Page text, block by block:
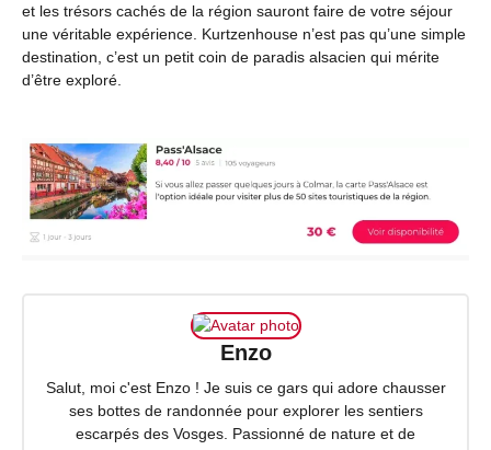
et les trésors cachés de la région sauront faire de votre séjour
une véritable expérience. Kurtzenhouse n’est pas qu’une simple
destination, c’est un petit coin de paradis alsacien qui mérite
d’être exploré.
Enzo
Salut, moi c'est Enzo ! Je suis ce gars qui adore chausser
ses bottes de randonnée pour explorer les sentiers
escarpés des Vosges. Passionné de nature et de